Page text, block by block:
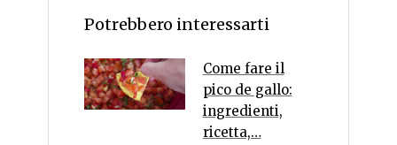
Potrebbero interessarti
Come fare il
pico de gallo:
ingredienti,
ricetta,…